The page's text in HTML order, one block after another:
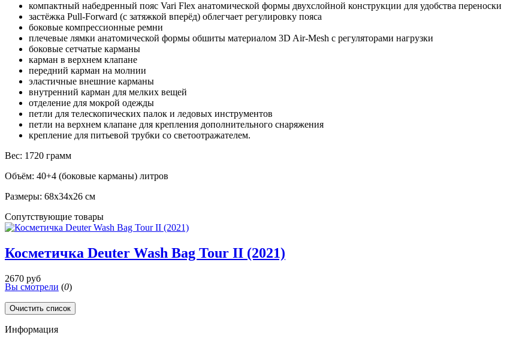
компактный набедренный пояс Vari Flex анатомической формы двухслойной конструкции для удобства переноски
застёжка Pull-Forward (с затяжкой вперёд) облегчает регулировку пояса
боковые компрессионные ремни
плечевые лямки анатомической формы обшиты материалом 3D Air-Mesh с регуляторами нагрузки
боковые сетчатые карманы
карман в верхнем клапане
передний карман на молнии
эластичные внешние карманы
внутренний карман для мелких вещей
отделение для мокрой одежды
петли для телескопических палок и ледовых инструментов
петли на верхнем клапане для крепления дополнительного снаряжения
крепление для питьевой трубки со светоотражателем.
Вес: 1720 грамм
Объём: 40+4 (боковые карманы) литров
Размеры: 68x34x26 см
Сопутствующие товары
Косметичка Deuter Wash Bag Tour II (2021)
2670 руб
Вы смотрели (0)
Очистить список
Информация